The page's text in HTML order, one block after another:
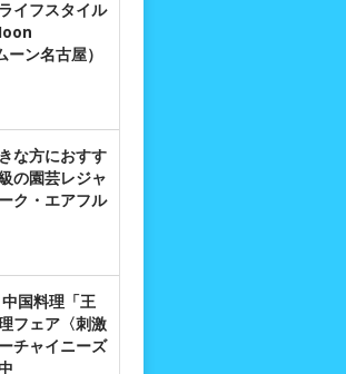
イフスタイル
ン名古屋）
な方におすす
の園芸レジャ
ク・エアフル
国料理「王
フェア〈刺激
チャイニーズ